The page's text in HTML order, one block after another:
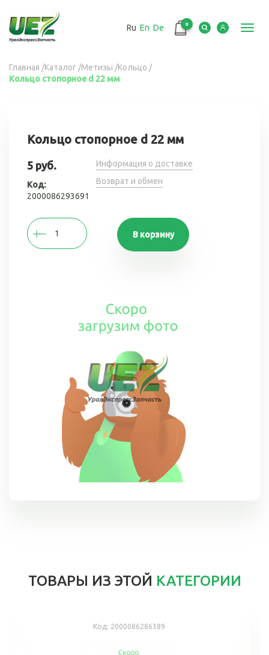
основному
содержанию
Ru En De 0
Вы
здесь
Главная /Каталог /Метизы /Кольцо /
Кольцо стопорное d 22 мм
Кольцо стопорное d 22 мм
5 руб.
Код:
2000086293691
Информация о доставке
Возврат и обмен
В корзину
ТОВАРЫ ИЗ ЭТОЙ КАТЕГОРИИ
Код: 2000086286389